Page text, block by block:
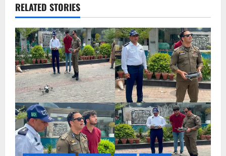
v
i
g
a
t
i
o
RELATED STORIES